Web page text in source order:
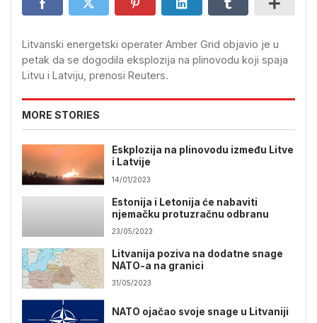
Litvanski energetski operater Amber Grid objavio je u
petak da se dogodila eksplozija na plinovodu koji spaja
Litvu i Latviju, prenosi Reuters.
MORE STORIES
Eskplozija na plinovodu između Litve
i Latvije
14/01/2023
Estonija i Letonija će nabaviti
njemačku protuzračnu odbranu
23/05/2023
Litvanija poziva na dodatne snage
NATO-a na granici
31/05/2023
NATO ojačao svoje snage u Litvaniji